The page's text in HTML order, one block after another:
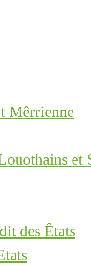
Mêrrienne
et
des Êtats